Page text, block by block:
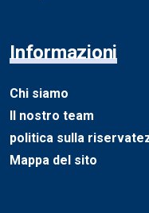
Informazioni
Chi siamo
Il nostro team
politica sulla
Mappa del sito